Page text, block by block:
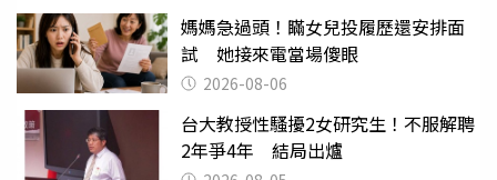
媽媽急過頭！瞞女兒投履歷還安排面
試 她接來電當場傻眼
2026-08-06
台大教授性騷擾2女研究生！不服解聘
2年爭4年 結局出爐